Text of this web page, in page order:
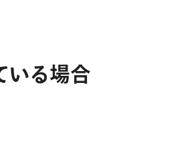
いる場合